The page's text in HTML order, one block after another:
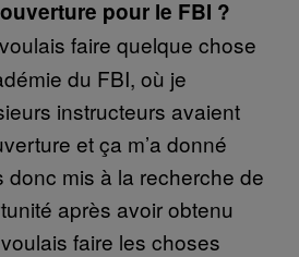
pour le FBI ?
faire quelque chose
du FBI, où je
instructeurs avaient
et ça m’a donné
donc mis à la recherche de
après avoir obtenu
faire les choses